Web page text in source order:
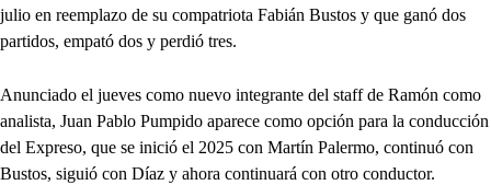
julio en reemplazo de su compatriota Fabián Bustos y que ganó dos
partidos, empató dos y perdió tres.
Anunciado el jueves como nuevo integrante del staff de Ramón como
analista, Juan Pablo Pumpido aparece como opción para la conducción
del Expreso, que se inició el 2025 con Martín Palermo, continuó con
Bustos, siguió con Díaz y ahora continuará con otro conductor.